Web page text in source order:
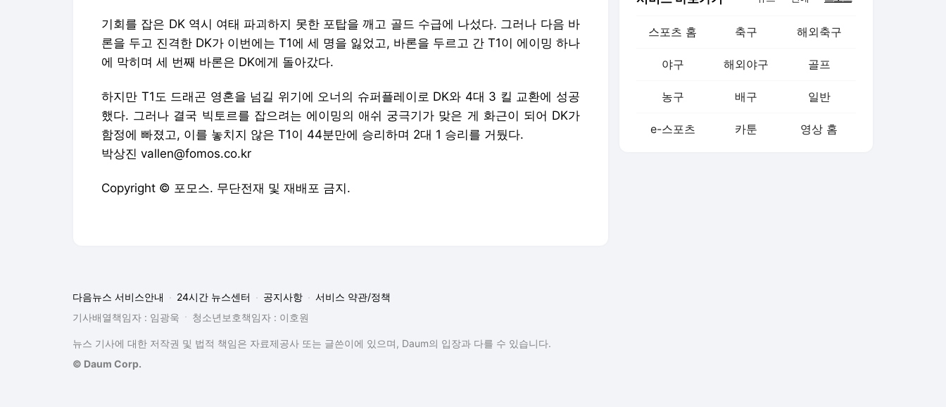
기회를 잡은 DK 역시 여태 파괴하지 못한 포탑을 깨고 골드 수급에 나섰다. 그러나 다음 바
론을 두고 진격한 DK가 이번에는 T1에 세 명을 잃었고, 바론을 두르고 간 T1이 에이밍 하나
에 막히며 세 번째 바론은 DK에게 돌아갔다.
하지만 T1도 드래곤 영혼을 넘길 위기에 오너의 슈퍼플레이로 DK와 4대 3 킬 교환에 성공
했다. 그러나 결국 빅토르를 잡으려는 에이밍의 애쉬 궁극기가 맞은 게 화근이 되어 DK가
함정에 빠졌고, 이를 놓치지 않은 T1이 44분만에 승리하며 2대 1 승리를 거뒀다.
박상진 vallen@fomos.co.kr
Copyright © 포모스. 무단전재 및 재배포 금지.
스포츠 홈 축구 해외축구
야구 해외야구 골프
농구 배구 일반
e-스포츠 카툰 영상 홈
다음뉴스 서비스안내 24시간 뉴스센터 공지사항
서비스 약관/정책
기사배열책임자 : 임광욱
청소년보호책임자 : 이호원
뉴스 기사에 대한 저작권 및 법적 책임은 자료제공사 또는 글쓴이에 있으며, Daum의 입장과 다를 수 있습니다.
© Daum Corp.